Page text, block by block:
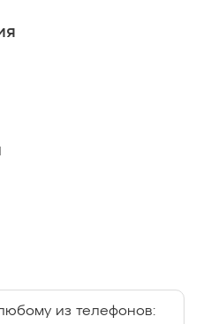
из телефонов: